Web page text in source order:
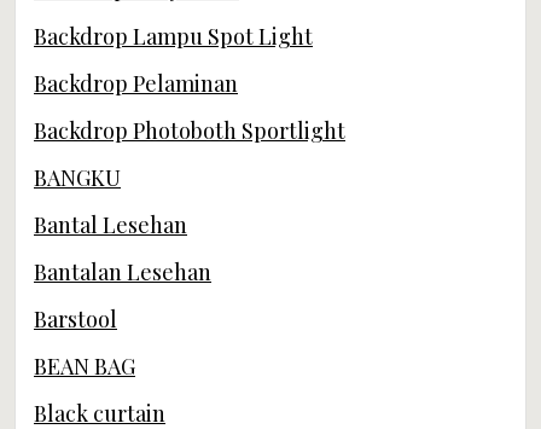
Backdrop Lampu Spot Light
Backdrop Pelaminan
Backdrop Photoboth Sportlight
BANGKU
Bantal Lesehan
Bantalan Lesehan
Barstool
BEAN BAG
Black curtain